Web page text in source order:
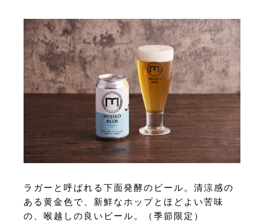
ラガーと呼ばれる下面発酵のビール。清涼感の
ある黄金色で、新鮮なホップとほどよい苦味
の、喉越しの良いビール。（季節限定）